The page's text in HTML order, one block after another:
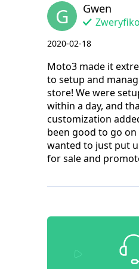
G Gwen
2020-02-18
Moto3 made it
to setup and
store! We were
within a day, and
customization
been good to go
wanted to just put
for sale and